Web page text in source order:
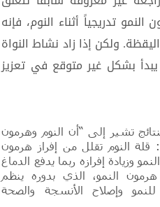
تدريجياً أثناء النوم، فإنه
ولكن إذا زاد نشاط النواة
يبدأ بشكل غير متوقع في تعزيز
تشير إلى “أن النوم وهرمون
قلة النوم تقلل من إفراز هرمون
وزيادة إفرازه ربما يدفع الدماغ
النمو، الذي بدوره ينظم
وإصلاح الأنسجة والصحة